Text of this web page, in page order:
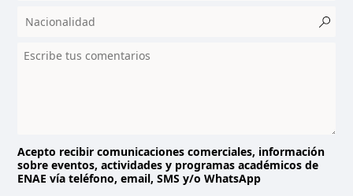
t
y
t
e
d
Acepto recibir comunicaciones comerciales, información
sobre eventos, actividades y programas académicos de
ENAE vía teléfono, email, SMS y/o WhatsApp